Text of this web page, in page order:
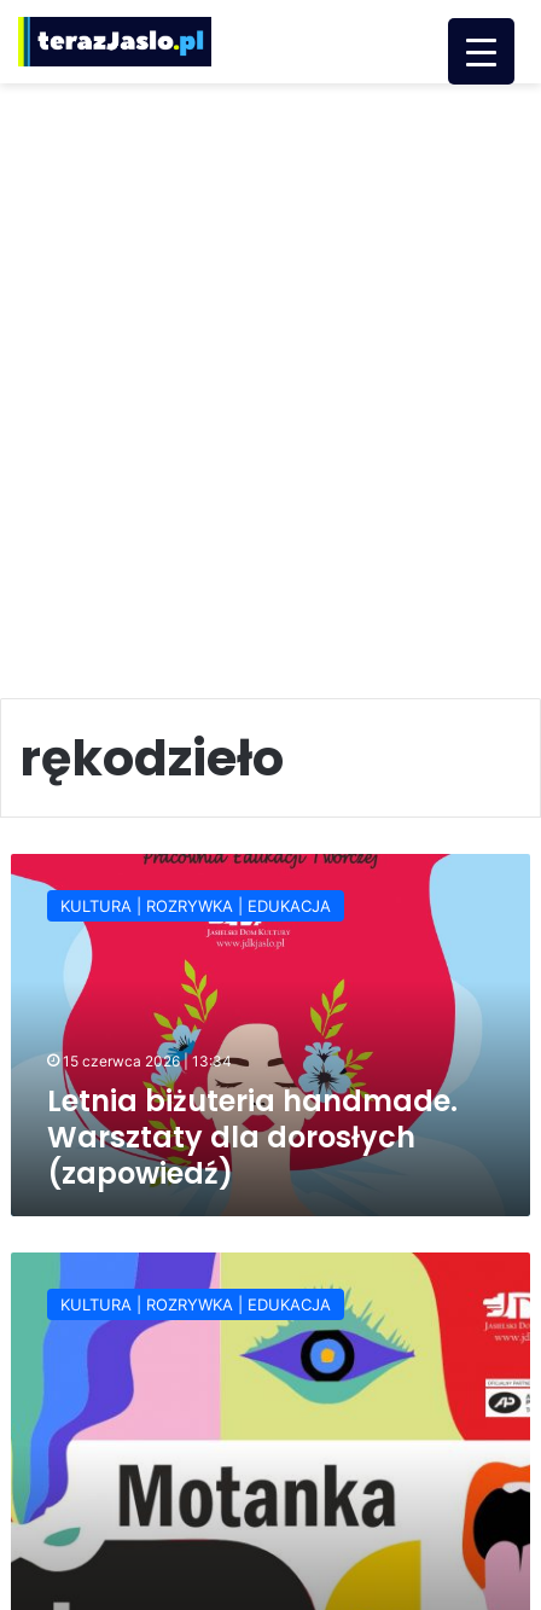
rękodzieło
biżuteria
handmade.
Warsztaty
dorosłych
(zapowiedź)
KULTURA | ROZRYWKA | EDUKACJA
15 czerwca 2026 | 13:34
Letnia biżuteria handmade.
Warsztaty dla dorosłych
(zapowiedź)
warsztaty:
Motanka
wiosnę (zapowiedź)
KULTURA | ROZRYWKA | EDUKACJA